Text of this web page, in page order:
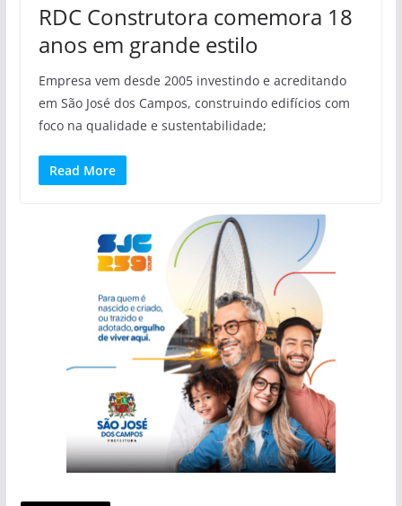
RDC Construtora comemora 18
anos em grande estilo
Empresa vem desde 2005 investindo e acreditando
em São José dos Campos, construindo edifícios com
foco na qualidade e sustentabilidade;
Read More